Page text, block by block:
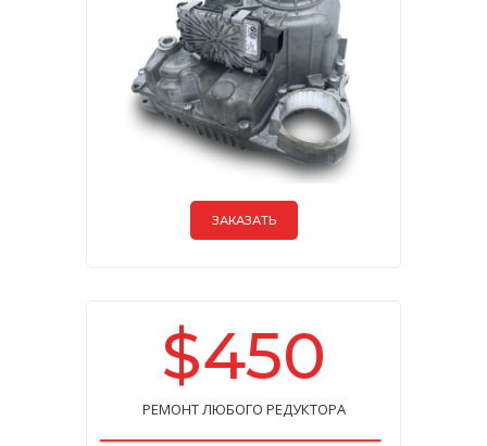
ЗАКАЗАТЬ
$450
РЕМОНТ ЛЮБОГО РЕДУКТОРА